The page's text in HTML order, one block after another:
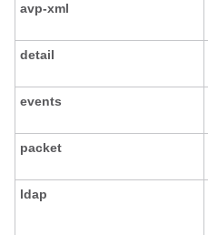
avp-xml
detail
events
packet
ldap